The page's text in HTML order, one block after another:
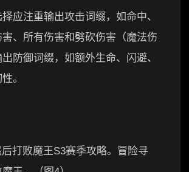
应注重输出攻击词缀，如命中、
、所有伤害和劈砍伤害（魔法伤
防御词缀，如额外生命、闪避、
。